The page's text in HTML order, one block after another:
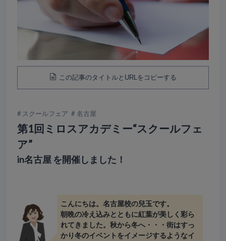
この記事のタイトルとURLをコピーする
スクールフェア 名古屋
第1回ミロスアカデミー“スクールフェ
ア”
in名古屋 を開催しました！
こんにちは。名古屋校の兒玉です。
朝晩の冷え込みとともに紅葉が美しく彩ら
れてきました。秋から冬へ・・・街はすっ
かり冬のイベントをイメージするようなイ